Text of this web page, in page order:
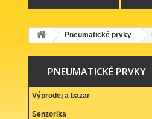
Pneumatické prvky
PNEUMATICKÉ PRVKY
Výprodej a bazar
Senzorika